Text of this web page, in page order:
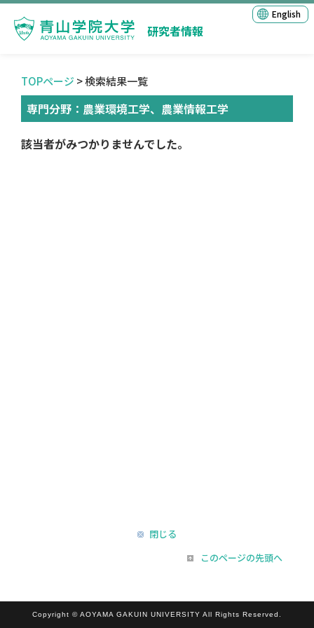
研究者情報
English
TOPページ > 検索結果一覧
専門分野：農業環境工学、農業情報工学
該当者がみつかりませんでした。
閉じる
このページの先頭へ
Copyright © AOYAMA GAKUIN UNIVERSITY All Rights Reserved.